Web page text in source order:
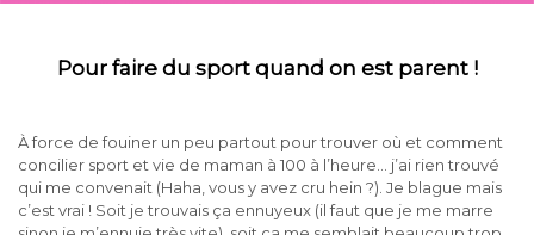
Pour faire du sport quand on est parent !
À force de fouiner un peu partout pour trouver où et comment
concilier sport et vie de maman à 100 à l’heure… j’ai rien trouvé
qui me convenait (Haha, vous y avez cru hein ?). Je blague mais
c’est vrai ! Soit je trouvais ça ennuyeux (il faut que je me marre